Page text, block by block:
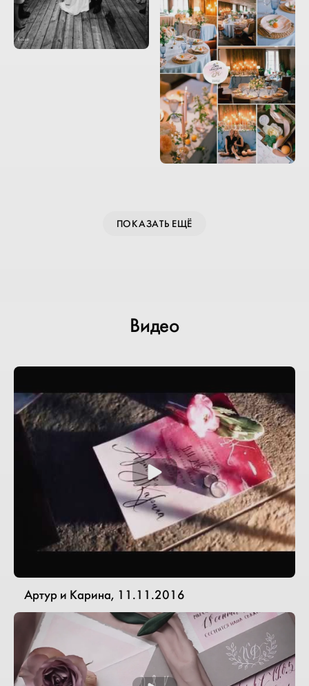
ПОКАЗАТЬ ЕЩЁ
Видео
Артур и Карина, 11.11.2016